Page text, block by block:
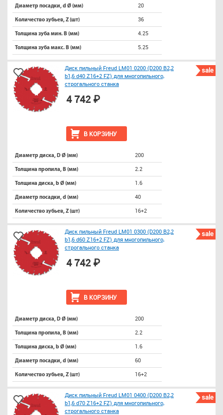
Диаметр посадки, d Ø (мм) 20
Количество зубьев, Z (шт) 36
Толщина зуба мин. B (мм) 4.25
Толщина зуба макс. B (мм) 5.25
sale
Диск пильный Freud LM01 0200 (D200 B2,2
b1,6 d40 Z16+2 FZ) для многопильного,
строгального станка
В КОРЗИНУ
4 742 ₽
Диаметр диска, D Ø (мм) 200
Толщина пропила, B (мм) 2.2
Толщина диска, b Ø (мм) 1.6
Диаметр посадки, d (мм) 40
Количество зубьев, Z (шт) 16+2
sale
Диск пильный Freud LM01 0300 (D200 B2,2
b1,6 d60 Z16+2 FZ) для многопильного,
строгального станка
В КОРЗИНУ
4 742 ₽
Диаметр диска, D Ø (мм) 200
Толщина пропила, B (мм) 2.2
Толщина диска, b Ø (мм) 1.6
Диаметр посадки, d (мм) 60
Количество зубьев, Z (шт) 16+2
sale
Диск пильный Freud LM01 0400 (D200 B2,2
b1,6 d70 Z16+2 FZ) для многопильного,
строгального станка